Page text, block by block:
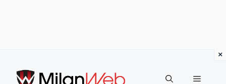
MENU